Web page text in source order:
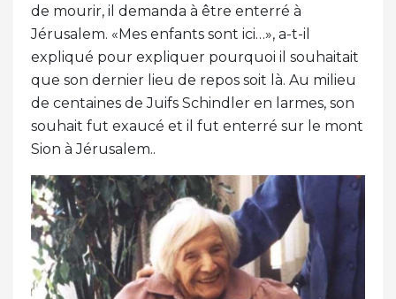
de mourir, il demanda à être enterré à
Jérusalem. «Mes enfants sont ici…», a-t-il
expliqué pour expliquer pourquoi il souhaitait
que son dernier lieu de repos soit là. Au milieu
de centaines de Juifs Schindler en larmes, son
souhait fut exaucé et il fut enterré sur le mont
Sion à Jérusalem..